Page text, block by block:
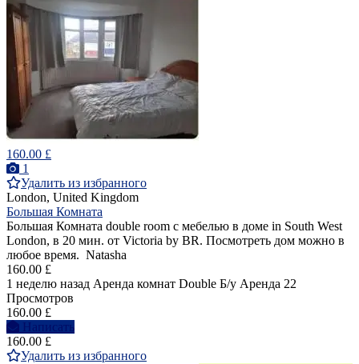
160.00 £
1
Удалить из избранного
London, United Kingdom
Большая Комната
Большая Комната double room с мебелью в доме in South West
London, в 20 мин. от Victoria by BR. Посмотреть дом можно в
любое время. Natasha
160.00 £
1 неделю назад Аренда комнат Double Б/у Аренда 22
Просмотров
160.00 £
Написать
160.00 £
Удалить из избранного